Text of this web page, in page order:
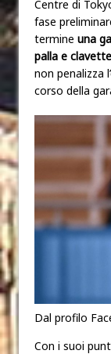
Centre di
fase
termine una
palla e clavette
non penalizza
corso della
Dal profilo
Con i suoi